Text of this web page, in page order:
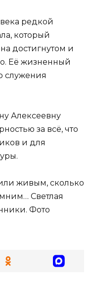
редкой
который
достигнутом и
Её жизненный
служения
Алексеевну
за всё, что
и для
живым, сколько
Светлая
Фото